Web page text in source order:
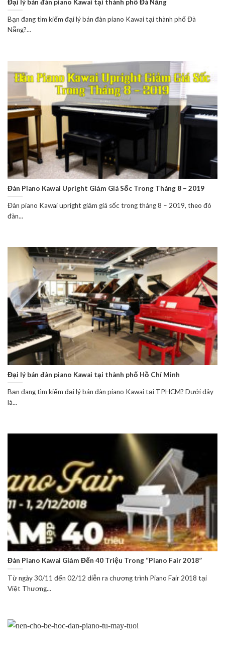
Đại lý bán đàn piano Kawai tại thành phố Đà Nẵng
Bạn đang tìm kiếm đại lý bán đàn piano Kawai tại thành phố Đà
Nẵng?...
Đàn Piano Kawai Upright Giảm Giá Sốc Trong Tháng 8 – 2019
Đàn piano Kawai upright giảm giá sốc trong tháng 8 – 2019, theo đó
đàn...
Đại lý bán đàn piano Kawai tại thành phố Hồ Chí Minh
Bạn đang tìm kiếm đại lý bán đàn piano Kawai tại TPHCM? Dưới đây
là...
Đàn Piano Kawai Giảm Đến 40 Triệu Trong “Piano Fair 2018”
Từ ngày 30/11 đến 02/12 diễn ra chương trình Piano Fair 2018 tại
Việt Thương...